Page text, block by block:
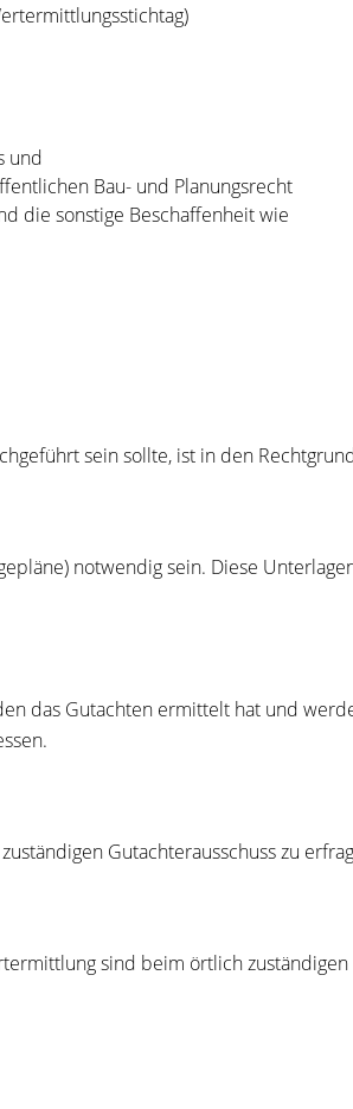
und
Bau- und Planungsrecht
die sonstige Beschaffenheitwie
sein sollte, ist in den
notwendig sein. Diese
das Gutachten ermittelt hat und
Gutachterausschuss zu
sind beim örtlich